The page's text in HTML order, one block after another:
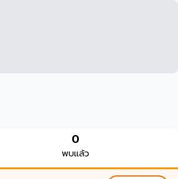
0
พบแล้ว